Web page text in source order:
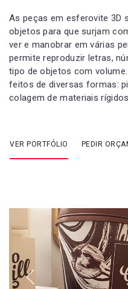
As peças em esferovite 3D
objetos para que surjam
ver e manobrar em várias
permite reproduzir letras,
tipo de objetos com
feitos de diversas formas:
colagem de materiais
VER PORTFÓLIO PEDIR